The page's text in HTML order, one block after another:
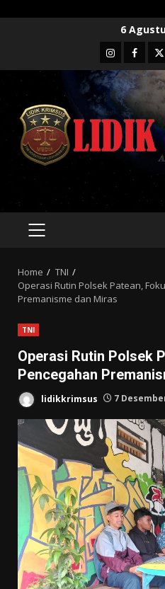
6
Instagram
PRIMARY
Home
TNI
Operasi Rutin Polsek Patean,
Premanisme dan Miras
TNI
Operasi Rutin Polsek
Pencegahan
lidikkrimsus 7